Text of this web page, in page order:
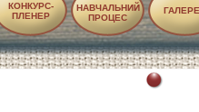
КОНКУРС-
ПЛЕНЕР
НАВЧАЛЬНИЙ
ПРОЦЕС